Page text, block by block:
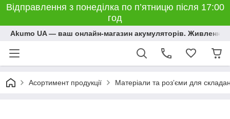
Відправлення з понеділка по п’ятницю після 17:00
год
Akumo UA — ваш онлайн-магазин акумуляторів. Живлення,
Асортимент продукції Матеріали та розʼєми для